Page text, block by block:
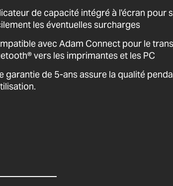
de capacité intégré à l'écran pour
les éventuelles surcharges
avec Adam Connect pour le
vers les imprimantes et les PC
garantie de 5-ans assure la qualité